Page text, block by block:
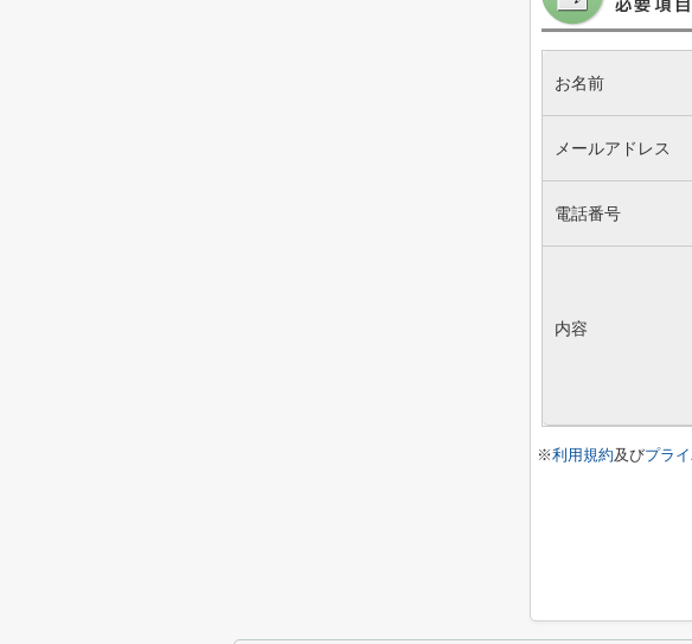
お名前
メールアドレス
電話番号
内容
※利用規約及びプラ